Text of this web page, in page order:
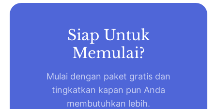
Siap Untuk
Memulai?
Mulai dengan paket gratis dan
tingkatkan kapan pun Anda
membutuhkan lebih.